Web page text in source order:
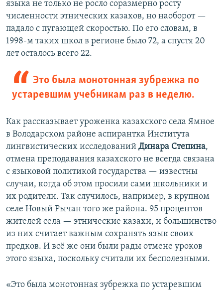
языка не только не росло соразмерно росту
численности этнических казахов, но наоборот —
падало с пугающей скоростью. По его словам, в
1998-м таких школ в регионе было 72, а спустя 20
лет осталось всего 22.
Это была монотонная зубрежка по
устаревшим учебникам раз в неделю.
Как рассказывает уроженка казахского села Ямное
в Володарском районе аспирантка Института
лингвистических исследований Динара Степина,
отмена преподавания казахского не всегда связана
с языковой политикой государства — известны
случаи, когда об этом просили сами школьники и
их родители. Так случилось, например, в крупном
селе Новый Рычан того же района. 95 процентов
жителей села — этнические казахи, и большинство
из них считает важным сохранять язык своих
предков. И всё же они были рады отмене уроков
этого языка, поскольку считали их бесполезными.
«Это была монотонная зубрежка по устаревшим